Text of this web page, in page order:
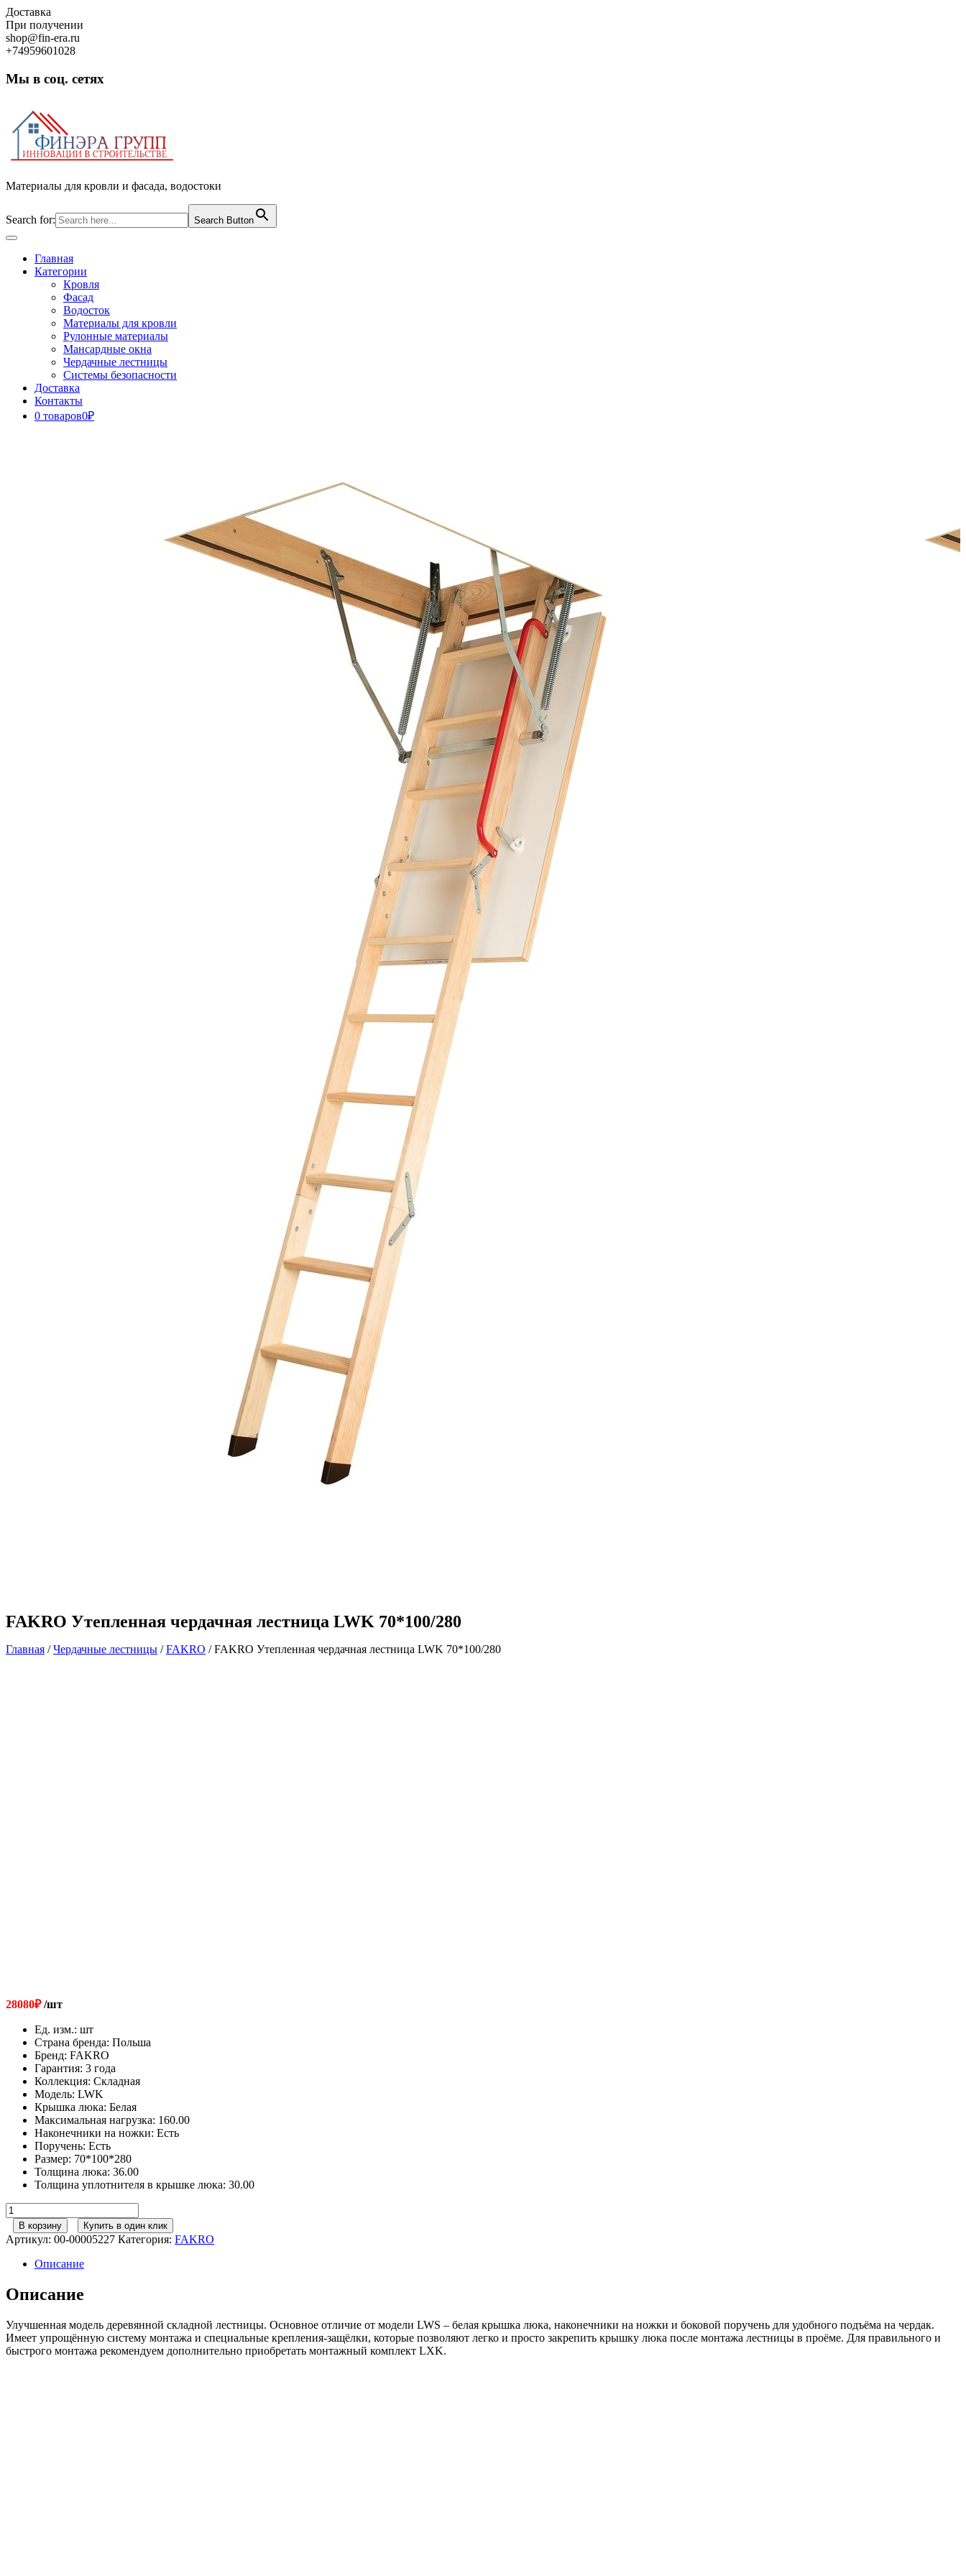
Skip
to
content
Доставка
При получении
shop@fin-era.ru
+74959601028
Мы в соц. сетях
Материалы для кровли и фасада, водостоки
Search for: Search Button
Open
ButtonГлавная
Категории
Кровля
Фасад
Водосток
Материалы для кровли
Рулонные материалы
Мансардные окна
Чердачные лестницы
Системы безопасности
Доставка
Контакты
0 товаров0₽
FAKRO Утепленная чердачная лестница LWK 70*100/280
Главная /Чердачные лестницы /FAKRO / FAKRO Утепленная чердачная лестница LWK 70*100/280
28080₽/шт
Ед. изм.: шт
Страна бренда: Польша
Бренд: FAKRO
Гарантия: 3 года
Коллекция: Складная
Модель: LWK
Крышка люка: Белая
Максимальная нагрузка: 160.00
Наконечники на ножки: Есть
Поручень: Есть
Размер: 70*100*280
Толщина люка: 36.00
Толщина уплотнителя в крышке люка: 30.00
Количество
товара
FAKRO
Утепленная
чердачная
лестница
LWK
70*100/280
В корзину Купить в один клик
Артикул: 00-00005227 Категория: FAKRO
Описание
Описание
Улучшенная модель деревянной складной лестницы. Основное отличие от модели LWS – белая крышка люка, наконечники на ножки и боковой поручень для удобного подъёма на чердак.
Имеет упрощённую систему монтажа и специальные крепления-защёлки, которые позволяют легко и просто закрепить крышку люка после монтажа лестницы в проёме. Для правильного и
быстрого монтажа рекомендуем дополнительно приобретать монтажный комплект LXK.